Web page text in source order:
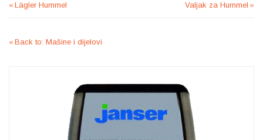
Lägler Hummel Valjak za Hummel
Back to: Mašine i dijelovi